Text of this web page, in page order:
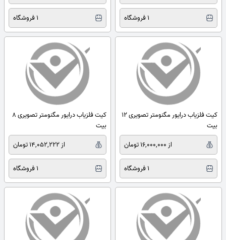
1 فروشگاه 1 فروشگاه
کیت فلزیاب درایور مگنومتر تصویری 12
بیت
از 16,000,000 تومان
1 فروشگاه
کیت فلزیاب درایور مگنومتر تصویری 8
بیت
از 14,052,222 تومان
1 فروشگاه